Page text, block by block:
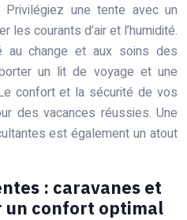
une tente avec un
les courants d’air et l’humidité.
au change et aux soins des
un lit de voyage et une
confort et la sécurité de vos
des vacances réussies. Une
est également un atout
: caravanes et
un confort optimal